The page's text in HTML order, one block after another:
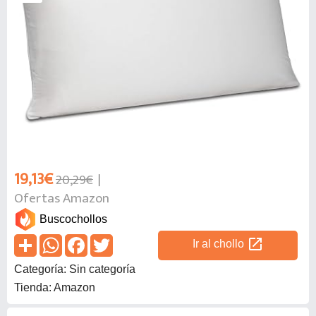
19,13€20,29€
Ofertas Amazon
Buscochollos
Ir al chollo open_in_new
Categoría: Sin categoría
Tienda: Amazon